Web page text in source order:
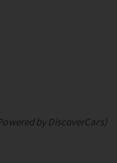
(Powered by DiscoverCars)